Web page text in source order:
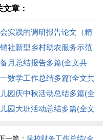
章：
实践的调研报告论文（精
篇）(全文共12852字)
社新型乡村助农服务示范
建设工作总结(全文共2412
月总结报告多篇(全文共
字)
数学工作总结多篇(全文共
字)
园庆中秋活动总结多篇(全
4589字)
园大班活动总结多篇(全文
一篇： 学校财务工作总结(全